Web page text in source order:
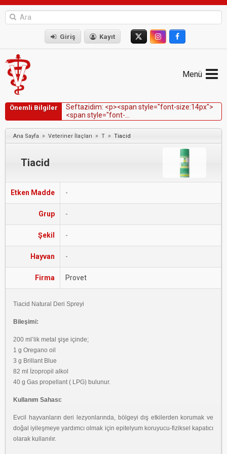
Giriş Kayıt
Menü
Önemli Bilgiler Seftazidim: <p><span stye="font-size:14px">
<span stye="font-
family:Verdana,Geneva,sans-serif">Sefazidim,
köpekler,kediler,taylarvesürüngenlerdedahil
olmak üz e e ç şitli tü
Ana Sayfa » Veteriner İlaçları » T » Tiacid
Tiacid
Etken Madde -
Grup -
Şekil -
Hayvan -
Firma Provet
Tiacid Natural Deri Spreyi
Bileşimi:
200 ml’lik metal şişe içinde;
1 g Oregano oil
3 g Brillant Blue
82 ml İzopropil alkol
40 g Gas propellant ( LPG) bulunur.
Kullanım Sahası:
Evcil hayvanların deri lezyonlarında, bölgeyi dış etkilerden korumak ve
doğal iyileşmeye yardımcı olmak için epitelyum koruyucu-fiziksel kapatıcı
olarak kullanılır.